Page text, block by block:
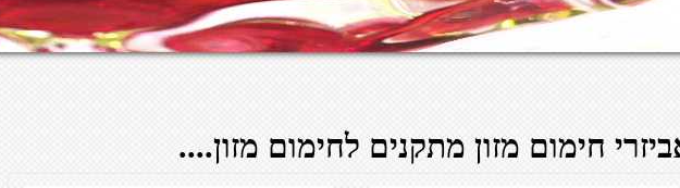
חימום מזון מתקנים לחימום מזון....